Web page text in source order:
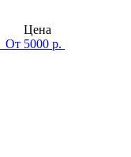
Цена
От 5000 р.